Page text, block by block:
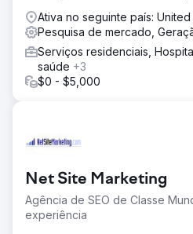
Ativa no seguinte país: United
Pesquisa de mercado,
Serviços residenciais,
saúde +3
$0 - $5,000
Net Site Marketing
Agência de SEO de Classe
experiência